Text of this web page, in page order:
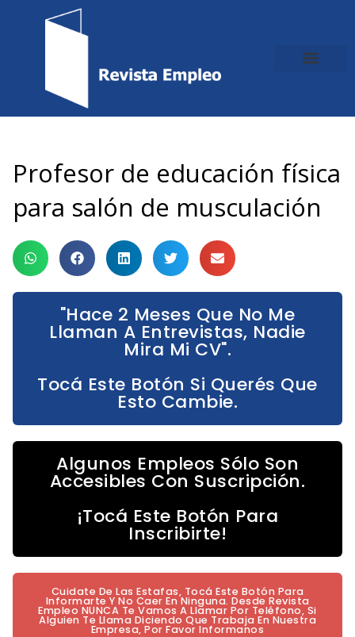
Profesor de educación física
para salón de musculación
"Hace 2 Meses Que No Me
Llaman A Entrevistas, Nadie
Mira Mi CV".
Tocá Este Botón Si Querés Que
Esto Cambie.
Algunos Empleos Sólo Son
Accesibles Con Suscripción.
¡Tocá Este Botón Para
Inscribirte!
Cuidate De Las Estafas, Tocá Este Botón Para
Informarte Y No Caer En Ninguna. Desde Revista
Empleo NUNCA Te Vamos A Llamar Por Teléfono, Si
Alguien Te Llama Diciendo Que Trabaja En Nuestra
Empresa, Por Favor Informanos